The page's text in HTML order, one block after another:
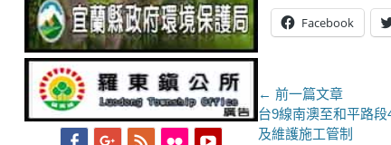
Facebook
文
章
← 前一篇文章
上
一
台9線南澳至和平路
及維護施工管制
FacebookGoogleplus
FeedFlickrYouTube